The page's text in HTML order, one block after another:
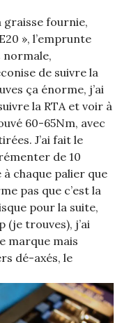
graisse fournie,
», l’emprunte
normale,
de suivre la
ça énorme, j’ai
la RTA et voir à
60-65Nm, avec
J’ai fait le
de 10
à chaque palier que
pas que c’est la
pour la suite,
(je trouves), j’ai
marque mais
dé-axés, le